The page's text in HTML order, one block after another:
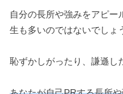
自分の長所や強みをアピー
生も多いのではないでしょ
恥ずかしがったり、謙遜し